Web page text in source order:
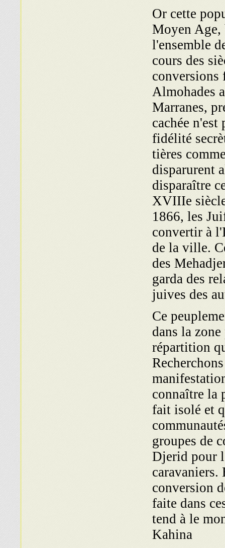
Or cette
Moyen Age,
l'ensemble
cours des
conversions
Almohades
Marranes,
cachée n'est
fidélité
tières
disparurent
disparaître
XVIIIe
1866, les
convertir à
de la ville.
des
garda des
juives des
Ce
dans la
répartition
connaître la
fait isolé et
groupes de
Djerid pour
conversion
faite dans
tend à le
Kahina